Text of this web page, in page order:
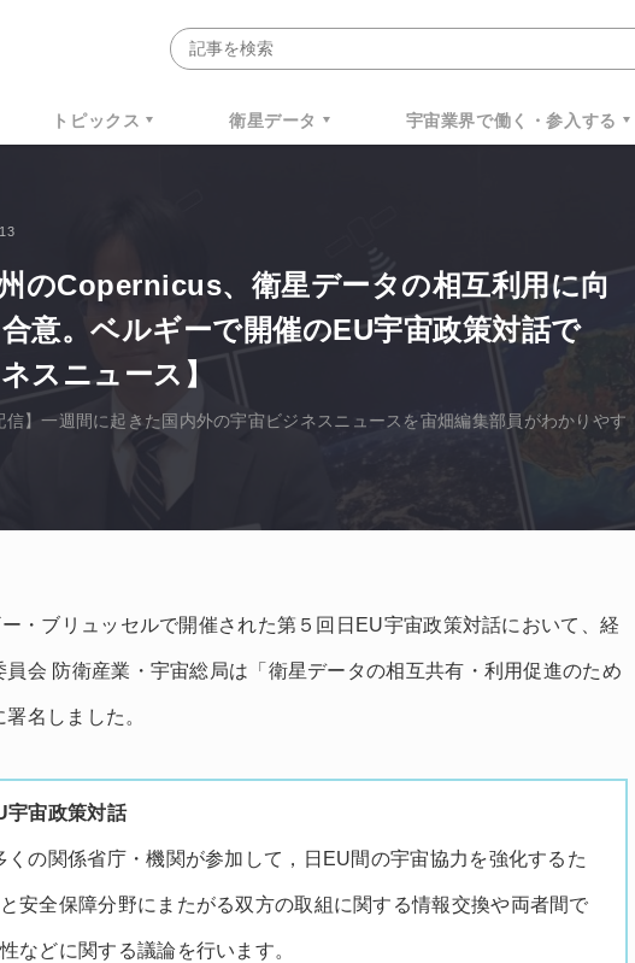
トピックス 衛星データ 宇宙業界で働く・参入する
のCopernicus、衛星データの相互利用に向
意。ベルギーで開催のEU宇宙政策対話で
スニュース】
信】一週間に起きた国内外の宇宙ビジネスニュースを宙畑編集部員がわかりやす
・ブリュッセルで開催された第５回日EU宇宙政策対話において、経
員会 防衛産業・宇宙総局は「衛星データの相互共有・利用促進のため
名しました。
宙政策対話
くの関係省庁・機関が参加して，日EU間の宇宙協力を強化するた
安全保障分野にまたがる双方の取組に関する情報交換や両者間で
などに関する議論を行います。